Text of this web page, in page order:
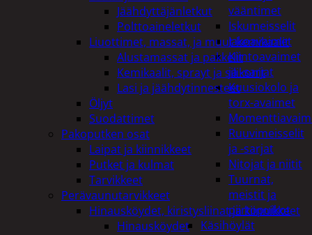
vääntimet
Iskumeisselit
Jakoavaimet
Kiintoavaimet
ja -sarjat
Kuusiokolo ja
torx-avaimet
Ruuvimeisselit
ja -sarjat
Nitojat ja niitit
Tuurnat,
meistit ja
piirtopuikot
Käsihöylät
Jäähdyttäjänletkut
Polttoaineletkut
Liuottimet, massat, ja muut kemikaalit
Alustamassat ja pakkelit
Kemikaalit, sprayt ja silikonit
Lasi ja jäähdytinnesteet
Öljyt
Suodattimet
Pakoputken osat
Laipat ja kiinnikkeet
Putket ja kulmat
Tarvikkeet
Perävaunutarvikkeet
Hinausköydet, kiristysliinat ja kiinnikkeet
Hinausköydet